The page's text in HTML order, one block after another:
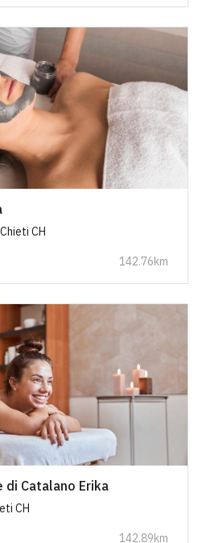
CH
142.76km
Catalano Erika
CH
142.89km